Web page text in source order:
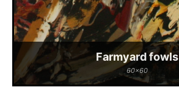
Farmyard fowls
60x60